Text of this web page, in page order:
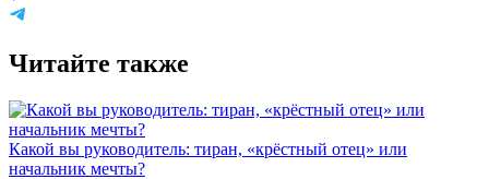
Читайте также
Какой вы руководитель: тиран, «крёстный отец» или
начальник мечты?